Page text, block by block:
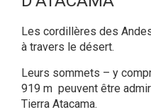
Les cordillères des
à travers le désert.
Leurs sommets – y
919 m peuvent être
Tierra Atacama.